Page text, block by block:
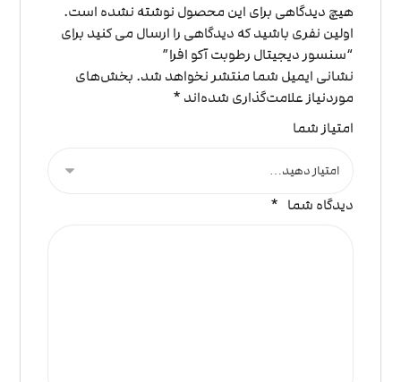
هیچ دیدگاهی برای این محصول نوشته نشده است.
اولین نفری باشید که دیدگاهی را ارسال می کنید برای
“سنسور دیجیتال رطوبت آکو افرا”
نشانی ایمیل شما منتشر نخواهد شد. بخش‌های
موردنیاز علامت‌گذاری شده‌اند *
امتیاز شما
دیدگاه شما *